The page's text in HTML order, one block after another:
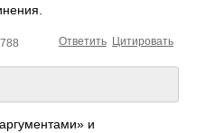
Цитировать
Ответить
и